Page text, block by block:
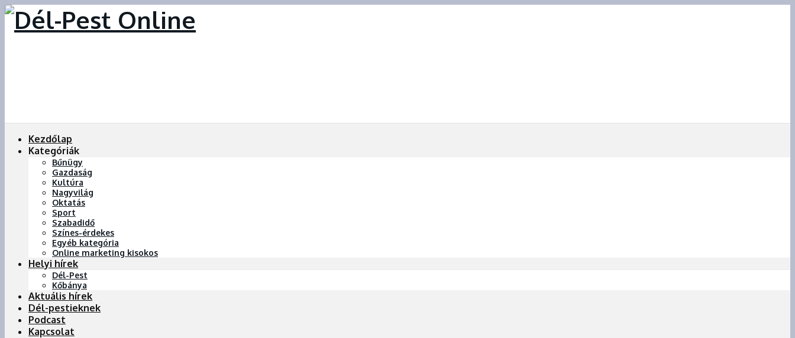
Kezdőlap
Kategóriák
Bűnügy
Gazdaság
Kultúra
Nagyvilág
Oktatás
Sport
Szabadidő
Színes-érdekes
Egyéb kategória
Online marketing kisokos
Helyi hírek
Dél-Pest
Kőbánya
Aktuális hírek
Dél-pestieknek
Podcast
Kapcsolat